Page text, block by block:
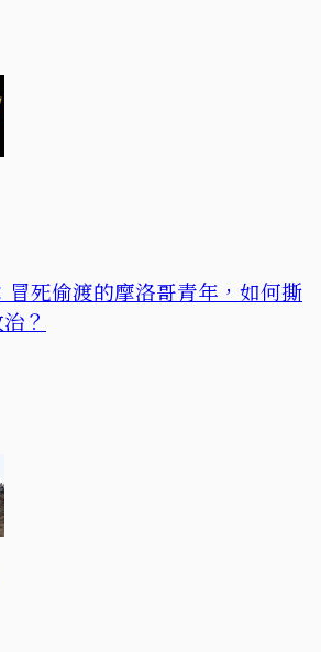
冒死偷渡的摩洛哥青年，如何撕
？